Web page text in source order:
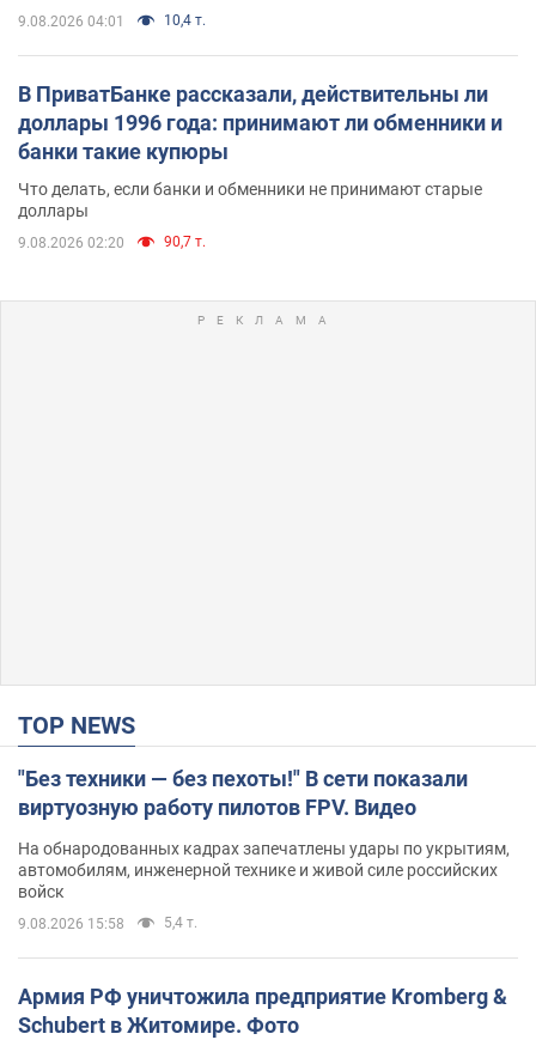
9.08.2026 04:01 10,4 т.
В ПриватБанке рассказали, действительны ли
доллары 1996 года: принимают ли обменники и
банки такие купюры
Что делать, если банки и обменники не принимают старые
доллары
9.08.2026 02:20 90,7 т.
TOP NEWS
"Без техники — без пехоты!" В сети показали
виртуозную работу пилотов FPV. Видео
На обнародованных кадрах запечатлены удары по укрытиям,
автомобилям, инженерной технике и живой силе российских
войск
9.08.2026 15:58 5,4 т.
Армия РФ уничтожила предприятие Kromberg &
Schubert в Житомире. Фото